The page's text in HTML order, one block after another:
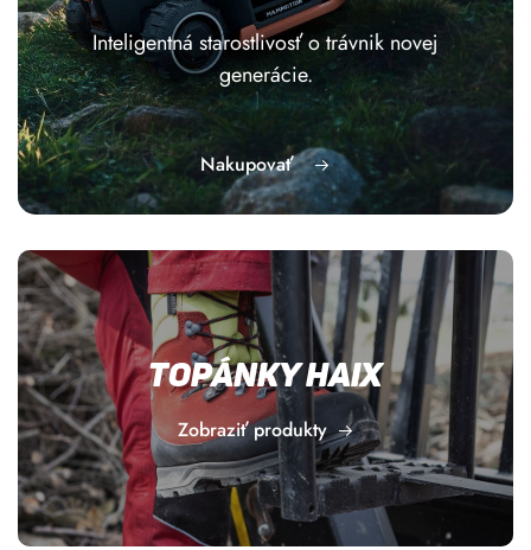
Inteligentná starostlivosť o trávnik novej
generácie.
Nakupovať
Topánky Haix
Zobraziť produkty